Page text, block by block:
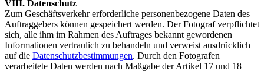
VIII. Datenschutz
Zum Geschäftsverkehr erforderliche personenbezogene Daten des
Auftraggebers können gespeichert werden. Der Fotograf verpflichtet
sich, alle ihm im Rahmen des Auftrages bekannt gewordenen
Informationen vertraulich zu behandeln und verweist ausdrücklich
auf die Datenschutzbestimmungen. Durch den Fotografen
verarbeitete Daten werden nach Maßgabe der Artikel 17 und 18